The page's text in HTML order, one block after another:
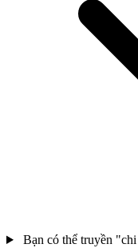
Bạn có thể truyền